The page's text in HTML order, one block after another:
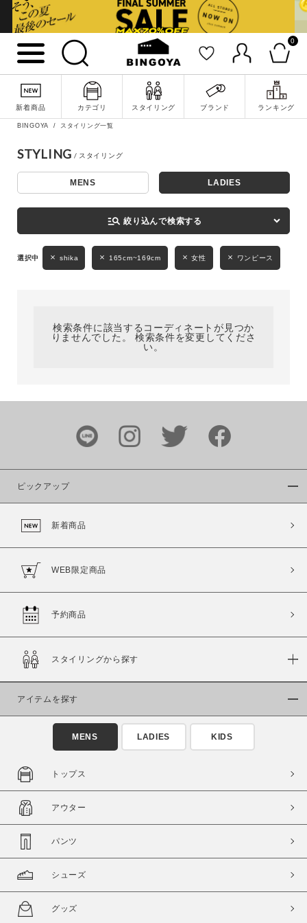
0
新着商品 カテゴリ スタイリング ブランド ランキング
詳細検索
カラー
価格
～
商品タイプ
通常商品 予約商品
在庫
在庫あり 在庫なし含む
BINGOYA スタイリング一覧
STYLING
MENS LADIES
manage_search 絞り込んで検索する
shika 165cm~169cm 女性 ワンピース
検索条件に該当するコーディネートが見つか
りませんでした。 検索条件を変更してくださ
い。
ピックアップ
新着商品
WEB限定商品
予約商品
スタイリングから探す
アイテムを探す
MENS LADIES KIDS
トップス
アウター
パンツ
シューズ
グッズ